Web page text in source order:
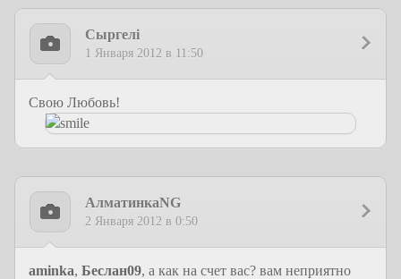
Сыргелi
1 Января 2012 в 11:50
Свою Любовь!
АлматинкаNG
2 Января 2012 в 0:50
aminka, Беслан09, а как на счет вас? вам неприятно